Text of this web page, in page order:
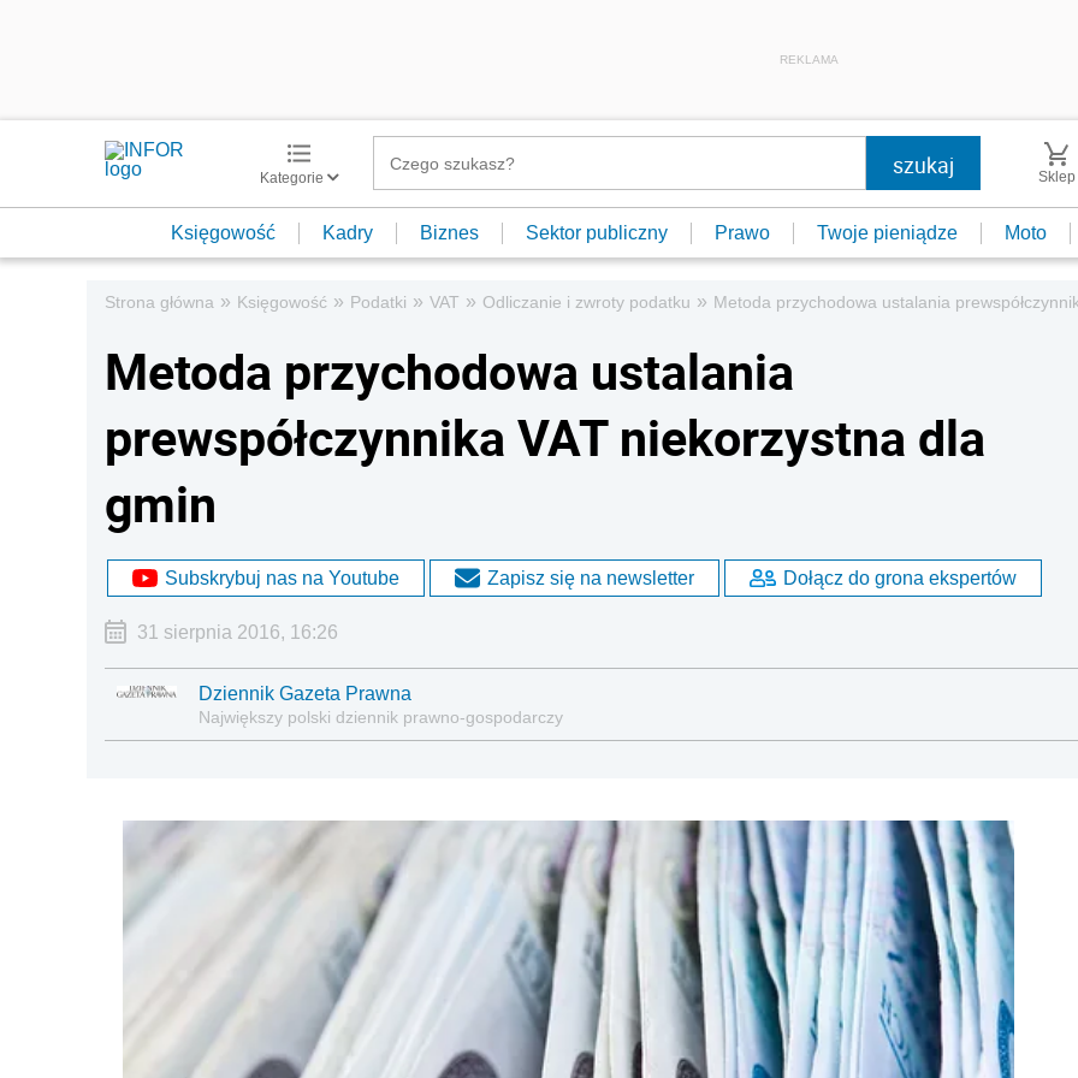
REKLAMA
Kategorie Sklep
Księgowość Kadry Biznes Sektor publiczny Prawo Twoje pieniądze Moto
Strona główna » Księgowość » Podatki » VAT » Odliczanie i zwroty podatku » Metoda przychodowa ustalania
Metoda przychodowa ustalania
prewspółczynnika VAT niekorzystna dla
gmin
Subskrybuj nas na Youtube Zapisz się na newsletter Dołącz do grona ekspertów
31 sierpnia 2016, 16:26
Dziennik Gazeta Prawna
Największy polski dziennik prawno-gospodarczy